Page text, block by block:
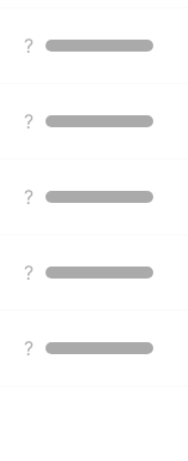
?
?
?
?
?